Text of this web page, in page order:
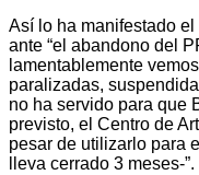
Así lo ha manifestado
ante “el abandono del
lamentablemente
paralizadas,
no ha servido para que
previsto, el Centro de
pesar de utilizarlo para
lleva cerrado 3 meses-”.